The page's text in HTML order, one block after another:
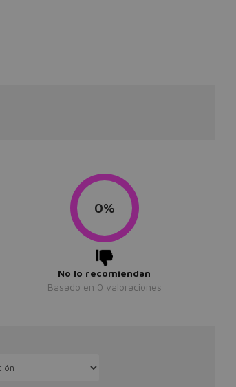
0%
No lo recomiendan
Basado en 0 valoraciones